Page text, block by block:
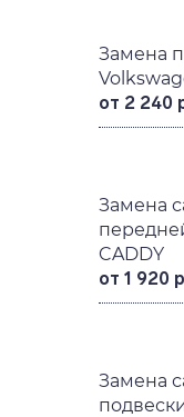
Замена
от 2 240
Замена
CADDY
от 1 920
Замена